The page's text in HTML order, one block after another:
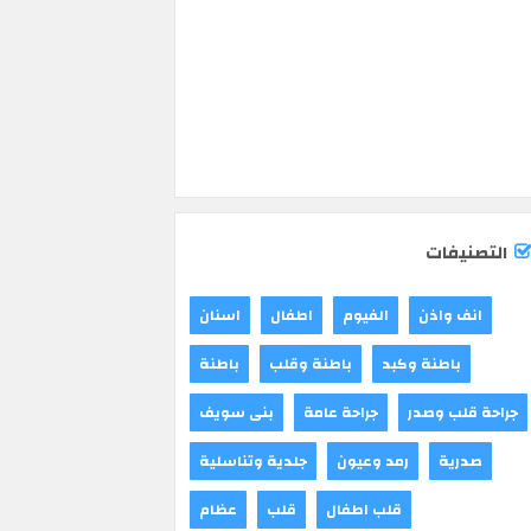
التصنيفات
اسنان اطفال الفيوم
انف واذن
باطنة
باطنة وقلب
باطنة وكبد
بنى سويف
جراحة عامة
جراحة قلب وصدر
جلدية وتناسلية
رمد وعيون
صدرية
عظام
قلب قلب اطفال